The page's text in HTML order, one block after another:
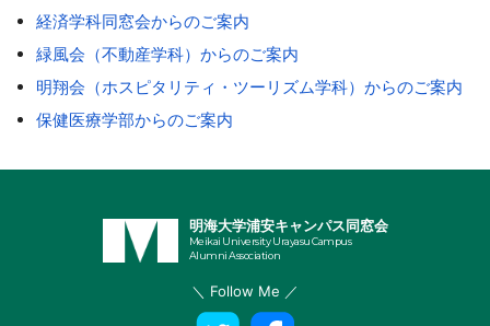
経済学科同窓会からのご案内
緑風会（不動産学科）からのご案内
明翔会（ホスピタリティ・ツーリズム学科）からのご案内
保健医療学部からのご案内
明海大学浦安キャンパス同窓会
Meikai University Urayasu Campus
Alumni Association
＼ Follow Me ／